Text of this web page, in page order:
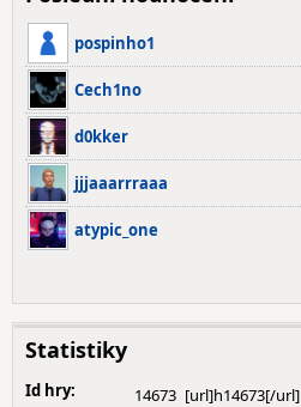
pospinho1
Cech1no
d0kker
jjjaaarrraaa
atypic_one
Statistiky
Id hry:
14673